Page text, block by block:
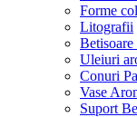
Forme
Litografii
Uleiuri
Conuri
Vase
Suport